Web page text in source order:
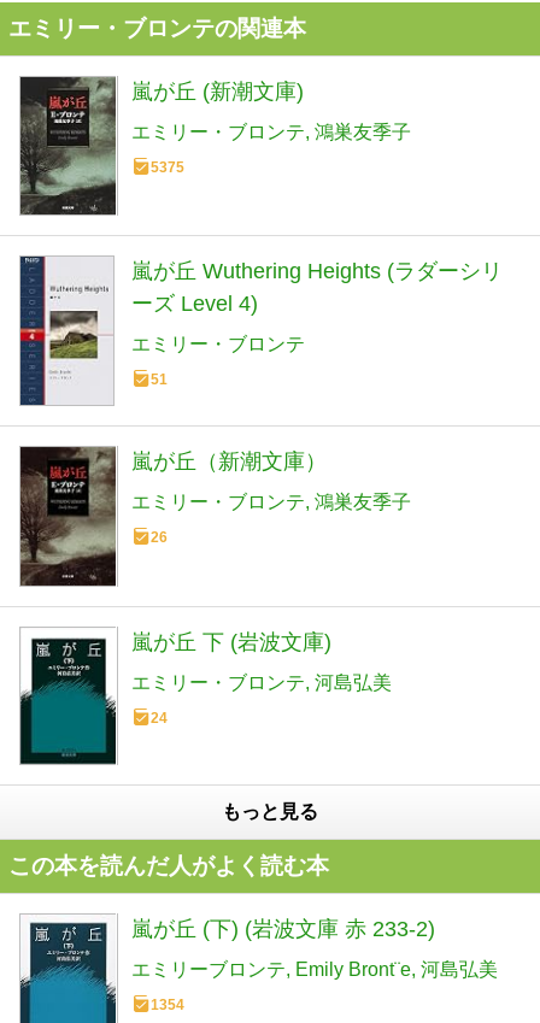
エミリー・ブロンテの関連本
嵐が丘 (新潮文庫)
エミリー・ブロンテ 鴻巣友季子
5375
嵐が丘 Wuthering Heights (ラダーシリ
ーズ Level 4)
エミリー・ブロンテ
51
嵐が丘（新潮文庫）
エミリー・ブロンテ 鴻巣友季子
26
嵐が丘 下 (岩波文庫)
エミリー・ブロンテ 河島弘美
24
もっと見る
この本を読んだ人がよく読む本
嵐が丘 (下) (岩波文庫 赤 233-2)
エミリーブロンテ Emily Bront¨e 河島弘美
1354